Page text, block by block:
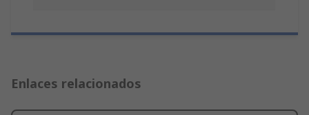
Enlaces relacionados